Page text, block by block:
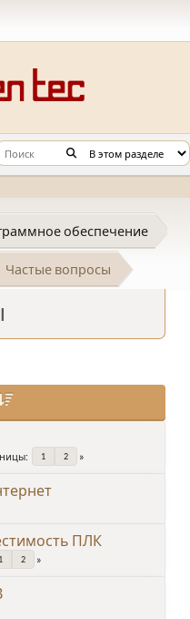
обеспечение
Частые вопросы
1 2
ПЛК
1 2